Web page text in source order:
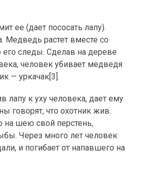
ее (дает пососать лапу).
Медведь растет вместе со
его следы. Сделав на дереве
человек убивает медведя
— уркачак[3].
к уху человека, дает ему
говорят, что охотник жив.
на шею свой перстень,
Через много лет человек
и погибает от напавшего на